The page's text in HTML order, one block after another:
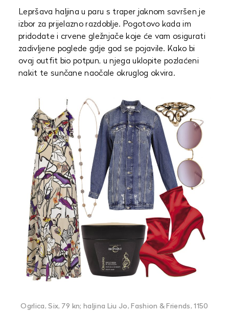
Lepršava haljina u paru s traper jaknom savršen je
izbor za prijelazno razdoblje. Pogotovo kada im
pridodate i crvene gležnjače koje će vam osigurati
zadivljene poglede gdje god se pojavile. Kako bi
ovaj outfit bio potpun, u njega uklopite pozlaćeni
nakit te sunčane naočale okruglog okvira.
Ogrlica, Six, 79 kn; haljina Liu Jo, Fashion & Friends, 1150